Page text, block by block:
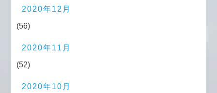
2020年12月
(56)
2020年11月
(52)
2020年10月